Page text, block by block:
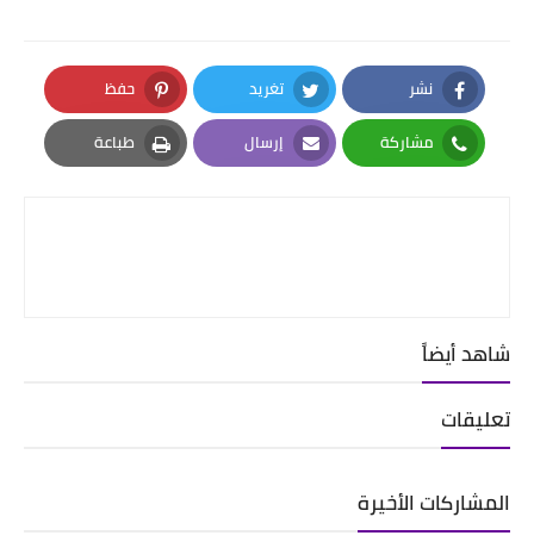
نشر
Facebook
تغريد
Twitter
حفظ
Pinterest
مشاركة
Whatsapp
إرسال
Email
طباعة
Print
شاهد أيضاً
تعليقات
المشاركات الأخيرة